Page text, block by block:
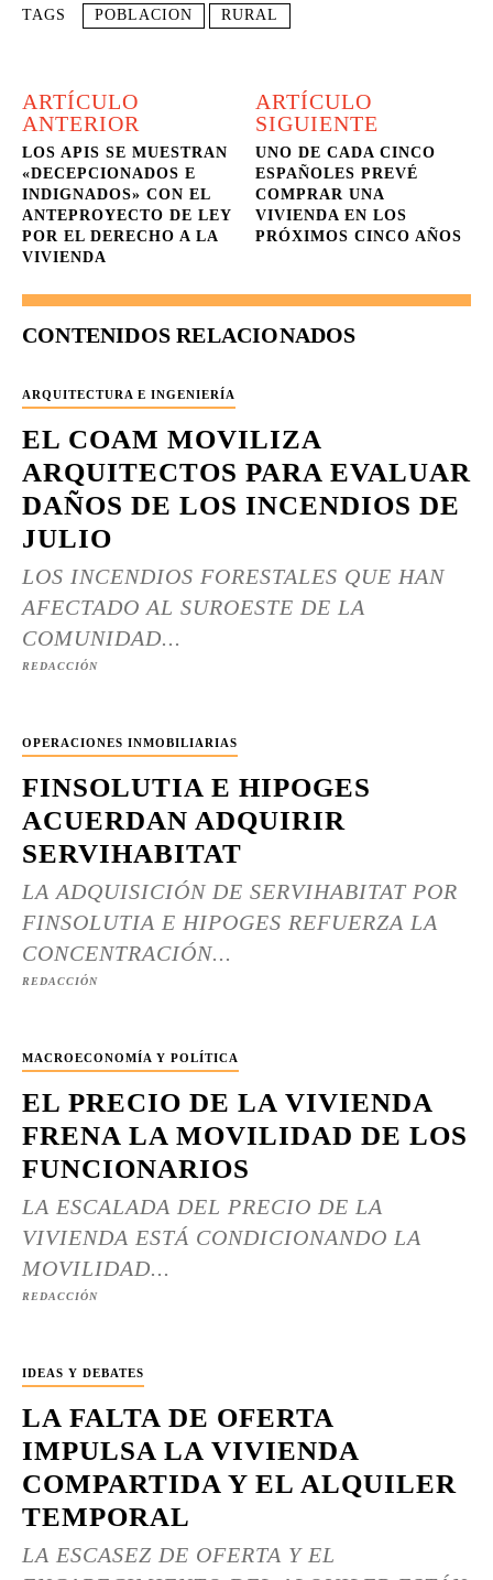
TAGS POBLACION RURAL
ARTÍCULO
ANTERIOR
LOS APIS SE MUESTRAN
«DECEPCIONADOS E
INDIGNADOS» CON EL
ANTEPROYECTO DE LEY
POR EL DERECHO A LA
VIVIENDA
ARTÍCULO
SIGUIENTE
UNO DE CADA CINCO
ESPAÑOLES PREVÉ
COMPRAR UNA
VIVIENDA EN LOS
PRÓXIMOS CINCO AÑOS
CONTENIDOS RELACIONADOS
ARQUITECTURA E INGENIERÍA
EL COAM MOVILIZA
ARQUITECTOS PARA EVALUAR
DAÑOS DE LOS INCENDIOS DE
JULIO
LOS INCENDIOS FORESTALES QUE HAN
AFECTADO AL SUROESTE DE LA
COMUNIDAD...
REDACCIÓN
OPERACIONES INMOBILIARIAS
FINSOLUTIA E HIPOGES
ACUERDAN ADQUIRIR
SERVIHABITAT
LA ADQUISICIÓN DE SERVIHABITAT POR
FINSOLUTIA E HIPOGES REFUERZA LA
CONCENTRACIÓN...
REDACCIÓN
MACROECONOMÍA Y POLÍTICA
EL PRECIO DE LA VIVIENDA
FRENA LA MOVILIDAD DE LOS
FUNCIONARIOS
LA ESCALADA DEL PRECIO DE LA
VIVIENDA ESTÁ CONDICIONANDO LA
MOVILIDAD...
REDACCIÓN
IDEAS Y DEBATES
LA FALTA DE OFERTA
IMPULSA LA VIVIENDA
COMPARTIDA Y EL ALQUILER
TEMPORAL
LA ESCASEZ DE OFERTA Y EL